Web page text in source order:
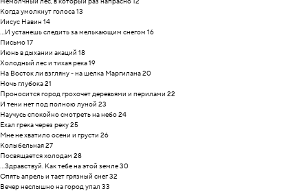
Когда умолкнут голоса 13
Иисус Навин 14
...И устанешь следить за мелькающим снегом 16
Письмо 17
Июнь в дыхании акаций 18
Холодный лес и тихая река 19
На Восток ли взгляну - на шелка Маргилана 20
Ночь глубока 21
Проносится город грохочет деревьями и перилами 22
И тени нет под полною луной 23
Научусь спокойно смотреть на небо 24
Ехал грека через реку 25
Мне не хватило осени и грусти 26
Колыбельная 27
Посвящается холодам 28
...Здравствуй. Как тебе на этой земле 30
Опять апрель и тает грязный снег 32
Вечер неслышно на город упал 33